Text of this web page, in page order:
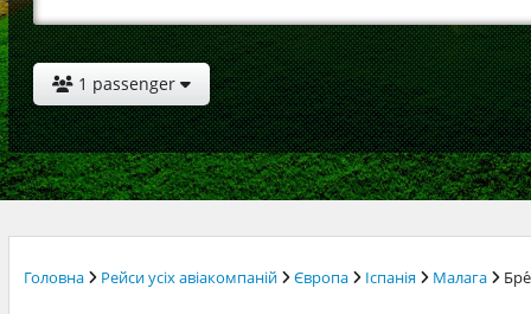
1 passenger
Головна Рейси усіх авіакомпаній Європа Іспанія Малага